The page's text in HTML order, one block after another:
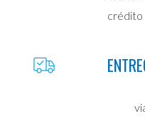
crédito